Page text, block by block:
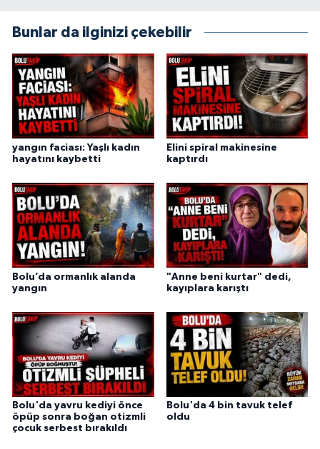
Bunlar da ilginizi çekebilir
yangın faciası: Yaşlı kadın
hayatını kaybetti
Elini spiral makinesine
kaptırdı
Bolu’da ormanlık alanda
yangın
"Anne beni kurtar" dedi,
kayıplara karıştı
Bolu'da yavru kediyi önce
öpüp sonra boğan otizmli
çocuk serbest bırakıldı
Bolu'da 4 bin tavuk telef
oldu